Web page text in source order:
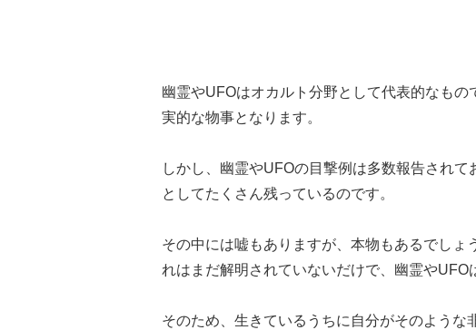
幽霊やUFOはオカルト分野として代表的なも
実的な物事となります。
しかし、幽霊やUFOの目撃例は多数報告され
としてたくさん残っているのです。
その中には嘘もありますが、本物もあるでしょ
れはまだ解明されていないだけで、幽霊やUFO
そのため、生きているうちに自分がそのよう